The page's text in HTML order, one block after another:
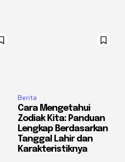
Berita
Cara Mengetahui
Zodiak Kita: Panduan
Lengkap Berdasarkan
Tanggal Lahir dan
Karakteristiknya